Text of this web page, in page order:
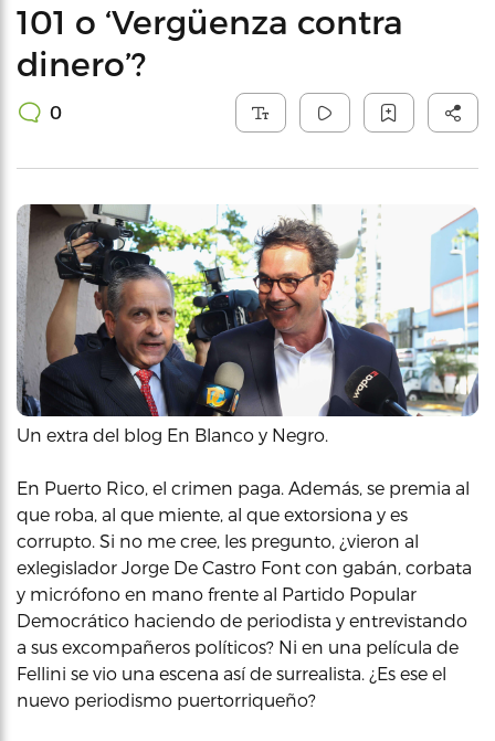
101 o ‘Vergüenza contra
dinero’?
0
Un extra del blog En Blanco y Negro.
En Puerto Rico, el crimen paga. Además, se premia al
que roba, al que miente, al que extorsiona y es
corrupto. Si no me cree, les pregunto, ¿vieron al
exlegislador Jorge De Castro Font con gabán, corbata
y micrófono en mano frente al Partido Popular
Democrático haciendo de periodista y entrevistando
a sus excompañeros políticos? Ni en una película de
Fellini se vio una escena así de surrealista. ¿Es ese el
nuevo periodismo puertorriqueño?